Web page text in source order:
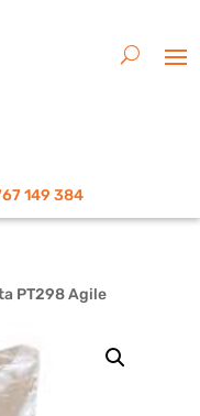
149 384
PT298 Agile